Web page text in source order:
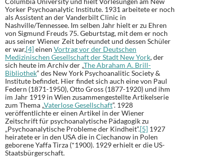
Yorker Psychoanalytic Institute. 1931 arbeitete er noch
als Assistent an der Vanderbilt Clinic in
Nashville/Tennessee. Im selben Jahr hielt er zu Ehren
von Sigmund Freuds 75. Geburtstag, mit dem er noch
aus seiner Wiener Zeit befreundet und dessen Schüler
er war,[4]einen Vortrag vor der Deutschen
Medizinischen Gesellschaft der Stadt New York, der
sich heute im Archiv der „The Abraham A. Brill-
Bibliothek“ des New York Psychoanalitic Society &
Institute befindet. Hier findet sich auch eine von Paul
Federn (1871-1950), Otto Gross (1877-1920) und ihm
im Jahr 1919 in Wien zusammengestellte Artikelserie
zum Thema „Vaterlose Gesellschaft“. 1928
veröffentlichte er einen Artikel in der Wiener
Zeitschrift für psychoanalytische Pädagogik zu
„Psychoanalytische Probleme der Kindheit“.[5] 1927
heiratete er in den USA die in Ciechanow in Polen
geborene Yaffa Tirza (*1900). 1929 erhielt er die US-
Staatsbürgerschaft.